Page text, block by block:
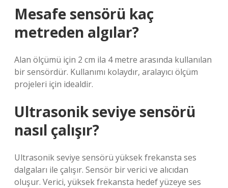
Mesafe sensörü kaç
metreden algılar?
Alan ölçümü için 2 cm ila 4 metre arasında kullanılan
bir sensördür. Kullanımı kolaydır, aralayıcı ölçüm
projeleri için idealdir.
Ultrasonik seviye sensörü
nasıl çalışır?
Ultrasonik seviye sensörü yüksek frekansta ses
dalgaları ile çalışır. Sensör bir verici ve alıcıdan
oluşur. Verici, yüksek frekansta hedef yüzeye ses